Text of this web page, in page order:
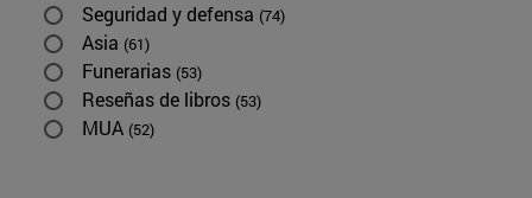
Seguridad y defensa (74)
Asia (61)
Funerarias (53)
Reseñas de libros (53)
MUA (52)